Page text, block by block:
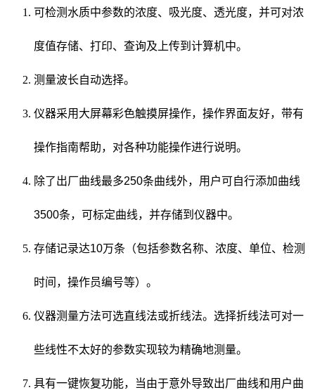
可检测水质中参数的浓度、吸光度、透光度，并可对浓
度值存储、打印、查询及上传到计算机中。
测量波长自动选择。
仪器采用大屏幕彩色触摸屏操作，操作界面友好，带有
操作指南帮助，对各种功能操作进行说明。
除了出厂曲线最多250条曲线外，用户可自行添加曲线
3500条，可标定曲线，并存储到仪器中。
存储记录达10万条（包括参数名称、浓度、单位、检测
时间，操作员编号等）。
仪器测量方法可选直线法或折线法。选择折线法可对一
些线性不太好的参数实现较为精确地测量。
具有一键恢复功能，当由于意外导致出厂曲线和用户曲